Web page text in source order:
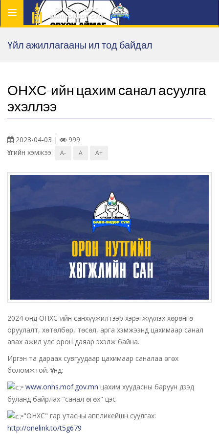
Цэс
Үйл ажиллагааны ил тод байдал
ОНХС-ийн цахим санал асуулга
эхэллээ
2023-04-03 |
999
Үсгийн хэмжээ:
A- A A+
2024 онд ОНХС-ийн санхүүжилтээр хэрэгжүүлэх хөрөнгө
оруулалт, хөтөлбөр, төсөл, арга хэмжээнд цахимаар санал
авах ажил улс орон даяар эхэлж байна.
Иргэн та дараах сувгуудаар цахимаар саналаа өгөх
боломжтой. Үүнд:
www.onhs.mof.gov.mn цахим хуудасны баруун дээд
буланд байрлах "санал өгөх" цэс
"ОНХС" гар утасны аппликейшн суулгах:
http://onelink.to/t5g679